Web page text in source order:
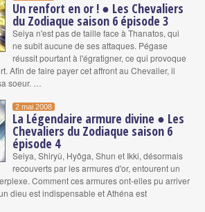
Un renfort en or ! ● Les Chevaliers
du Zodiaque saison 6 épisode 3
Seiya n'est pas de taille face à Thanatos, qui
ne subit aucune de ses attaques. Pégase
réussit pourtant à l'égratigner, ce qui provoque
Afin de faire payer cet affront au Chevalier, il
soeur. …
2 mai 2008
La Légendaire armure divine ● Les
Chevaliers du Zodiaque saison 6
épisode 4
Seiya, Shiryû, Hyôga, Shun et Ikki, désormais
recouverts par les armures d'or, entourent un
Comment ces armures ont-elles pu arriver
dieu est indispensable et Athéna est